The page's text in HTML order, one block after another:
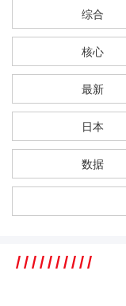
综合
核心
最新
日本
数据